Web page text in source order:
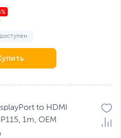
to HDMI
1m, OEM